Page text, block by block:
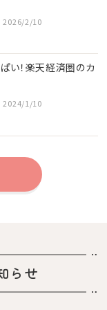
2026/2/10
ぱい！楽天経済圏のカ
2024/1/10
らせ